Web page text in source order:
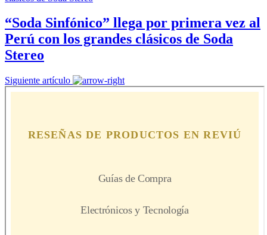
“Soda Sinfónico” llega por primera vez al
Perú con los grandes clásicos de Soda
Stereo
Siguiente artículo